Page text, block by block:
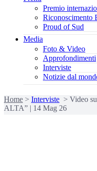
Premio
Riconoscimento
Proud of Sud
Media
Foto & Video
Approfondimenti
Interviste
Notizie dal
Home > Interviste > Video
ALTA” | 14 Mag 26